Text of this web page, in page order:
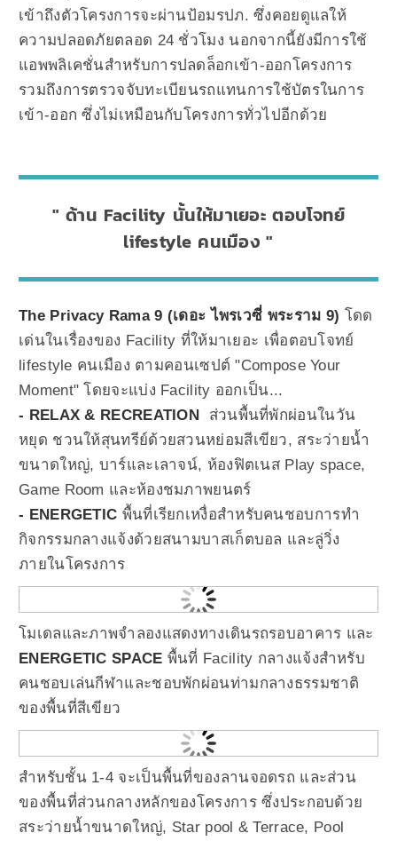
เข้าถึงตัวโครงการจะผ่านป้อมรปภ. ซึ่งคอยดูแลให้
ความปลอดภัยตลอด 24 ชั่วโมง นอกจากนี้ยังมีการใช้
แอพพลิเคชั่นสำหรับการปลดล็อกเข้า-ออกโครงการ
รวมถึงการตรวจจับทะเบียนรถแทนการใช้บัตรในการ
เข้า-ออก ซึ่งไม่เหมือนกับโครงการทั่วไปอีกด้วย
ด้าน Facility นั้นให้มาเยอะ ตอบโจทย์
lifestyle คนเมือง
The Privacy Rama 9 (เดอะ ไพรเวซี่ พระราม 9) โดด
เด่นในเรื่องของ Facility ที่ให้มาเยอะ เพื่อตอบโจทย์
lifestyle คนเมือง ตามคอนเซปต์ "Compose Your
Moment" โดยจะแบ่ง Facility ออกเป็น...
- RELAX & RECREATION
ส่วนพื้นที่พักผ่อนในวัน
หยุด ชวนให้สุนทรีย์ด้วยสวนหย่อมสีเขียว, สระว่ายน้ำ
ขนาดใหญ่, บาร์และเลาจน์, ห้องฟิตเนส Play space,
Game Room และห้องชมภาพยนตร์
- ENERGETIC พื้นที่เรียกเหงื่อสำหรับคนชอบการทำ
กิจกรรมกลางแจ้งด้วยสนามบาสเก็ตบอล และลู่วิ่ง
ภายในโครงการ
โมเดลและภาพจำลองแสดงทางเดินรถรอบอาคาร และ
ENERGETIC SPACE พื้นที่ Facility กลางแจ้งสำหรับ
คนชอบเล่นกีฬาและชอบพักผ่อนท่ามกลางธรรมชาติ
ของพื้นที่สีเขียว
สำหรับชั้น 1-4 จะเป็นพื้นที่ของลานจอดรถ และส่วน
ของพื้นที่ส่วนกลางหลักของโครงการ ซึ่งประกอบด้วย
สระว่ายน้ำขนาดใหญ่, Star pool & Terrace, Pool